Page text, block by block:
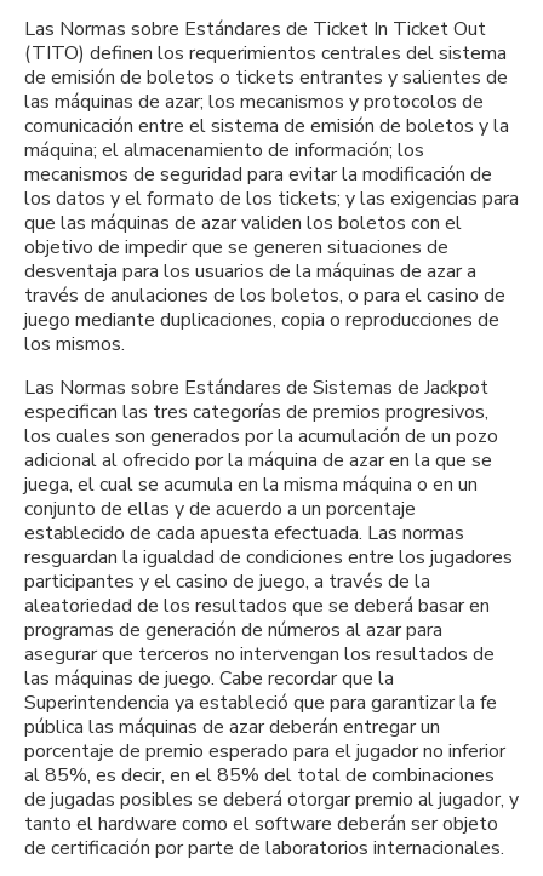
Las Normas sobre Estándares de Ticket In Ticket Out
(TITO) definen los requerimientos centrales del sistema
de emisión de boletos o tickets entrantes y salientes de
las máquinas de azar; los mecanismos y protocolos de
comunicación entre el sistema de emisión de boletos y la
máquina; el almacenamiento de información; los
mecanismos de seguridad para evitar la modificación de
los datos y el formato de los tickets; y las exigencias para
que las máquinas de azar validen los boletos con el
objetivo de impedir que se generen situaciones de
desventaja para los usuarios de la máquinas de azar a
través de anulaciones de los boletos, o para el casino de
juego mediante duplicaciones, copia o reproducciones de
los mismos.
Las Normas sobre Estándares de Sistemas de Jackpot
especifican las tres categorías de premios progresivos,
los cuales son generados por la acumulación de un pozo
adicional al ofrecido por la máquina de azar en la que se
juega, el cual se acumula en la misma máquina o en un
conjunto de ellas y de acuerdo a un porcentaje
establecido de cada apuesta efectuada. Las normas
resguardan la igualdad de condiciones entre los jugadores
participantes y el casino de juego, a través de la
aleatoriedad de los resultados que se deberá basar en
programas de generación de números al azar para
asegurar que terceros no intervengan los resultados de
las máquinas de juego. Cabe recordar que la
Superintendencia ya estableció que para garantizar la fe
pública las máquinas de azar deberán entregar un
porcentaje de premio esperado para el jugador no inferior
al 85%, es decir, en el 85% del total de combinaciones
de jugadas posibles se deberá otorgar premio al jugador, y
tanto el hardware como el software deberán ser objeto
de certificación por parte de laboratorios internacionales.